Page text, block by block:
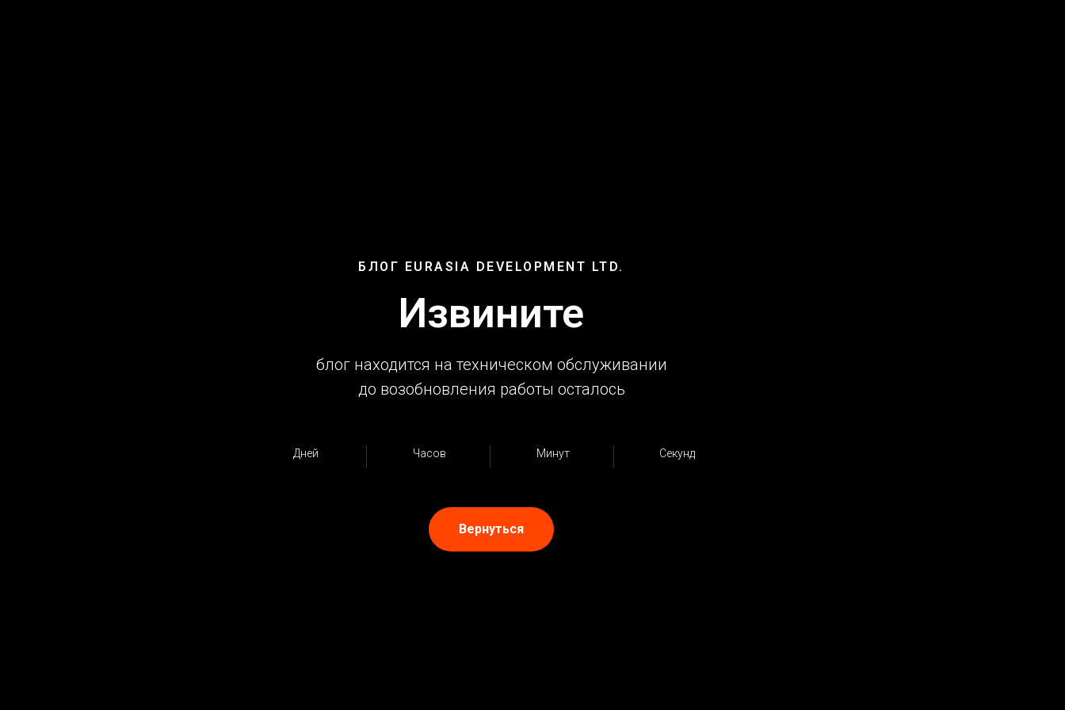
БЛОГ EURASIA DEVELOPMENT LTD.
Извините
блог находится на техническом обслуживании
до возобновления работы осталось
Дней Часов Минут Секунд
Вернуться